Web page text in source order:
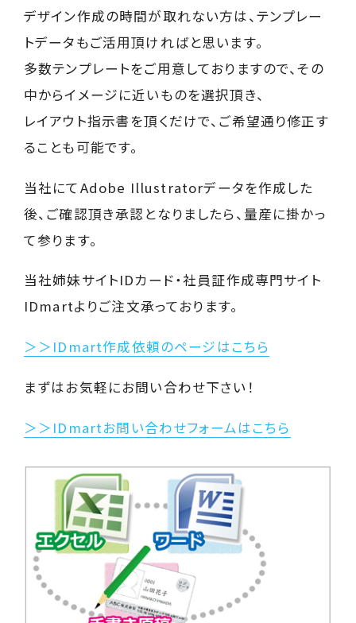
デザイン作成の時間が取れない方は、テンプレー
トデータもご活用頂ければと思います。
多数テンプレートをご用意しておりますので、その
中からイメージに近いものを選択頂き、
レイアウト指示書を頂くだけで、ご希望通り修正す
ることも可能です。
当社にてAdobe Illustratorデータを作成した
後、ご確認頂き承認となりましたら、量産に掛かっ
て参ります。
当社姉妹サイトIDカード・社員証作成専門サイト
IDmartよりご注文承っております。
＞＞IDmart作成依頼のページはこちら
まずはお気軽にお問い合わせ下さい！
＞＞IDmartお問い合わせフォームはこちら